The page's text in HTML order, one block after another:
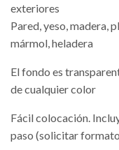
exteriores
Pared, yeso, madera,
mármol, heladera
El fondo es
de cualquier color
Fácil colocación.
paso (solicitar